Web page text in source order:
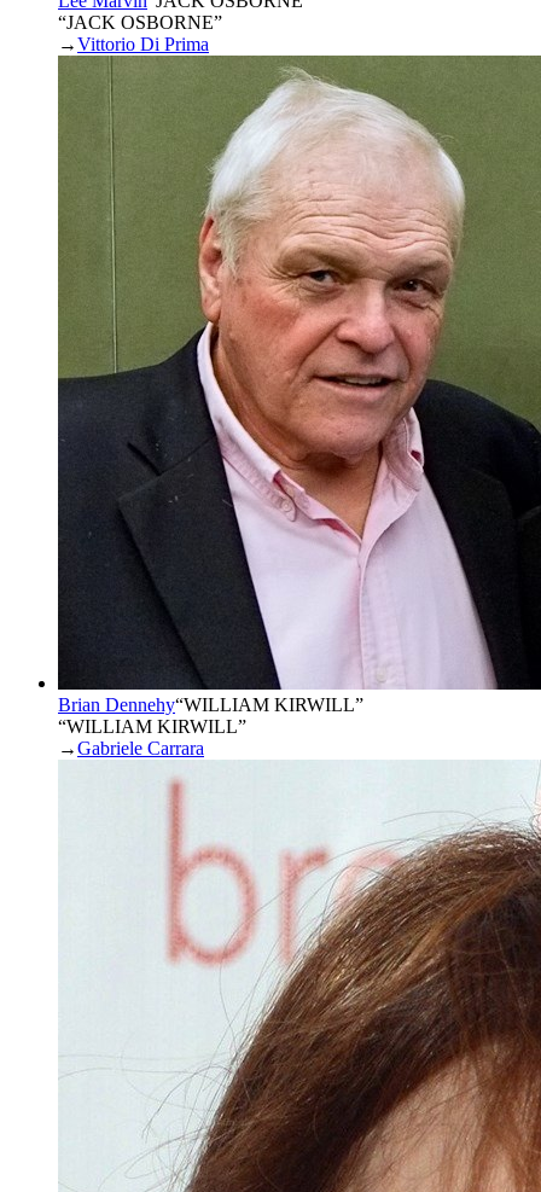
“JACK OSBORNE”
→Vittorio Di Prima
Brian Dennehy“WILLIAM KIRWILL”
“WILLIAM KIRWILL”
→Gabriele Carrara